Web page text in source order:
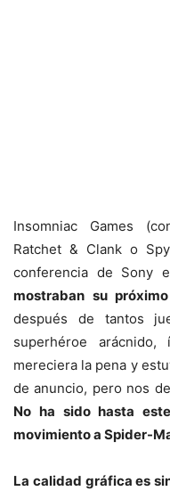
Insomniac Games
Ratchet & Clank o
conferencia de Sony
mostraban su
después de tantos
superhéroe
mereciera la pena y
de anuncio, pero nos
No ha sido hasta
movimiento a Spider-
La calidad gráfica es